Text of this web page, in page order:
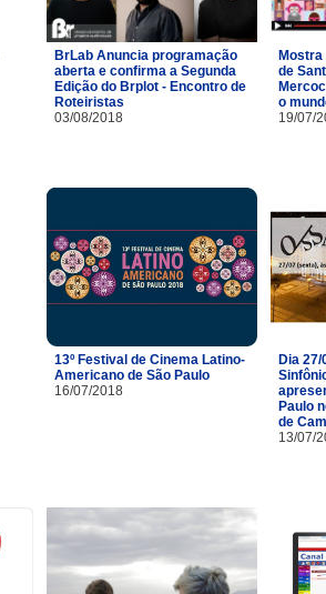
BrLab Anuncia programação
aberta e confirma a Segunda
Edição do Brplot - Encontro de
Roteiristas
03/08/2018
Mostra
de
o
19/07/
13º Festival de Cinema Latino-
Americano de São Paulo
16/07/2018
Dia 27/
Paulo
de
13/07/